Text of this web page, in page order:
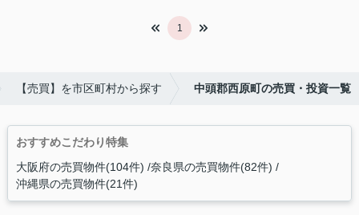
1
【売買】を市区町村から探す 中頭郡西原町の売買・投資一覧
おすすめこだわり特集
大阪府の売買物件(104件) 奈良県の売買物件(82件)
沖縄県の売買物件(21件)